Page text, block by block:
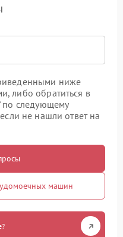
ниже
либо обратиться в
по следующему
если не нашли ответ на
машин